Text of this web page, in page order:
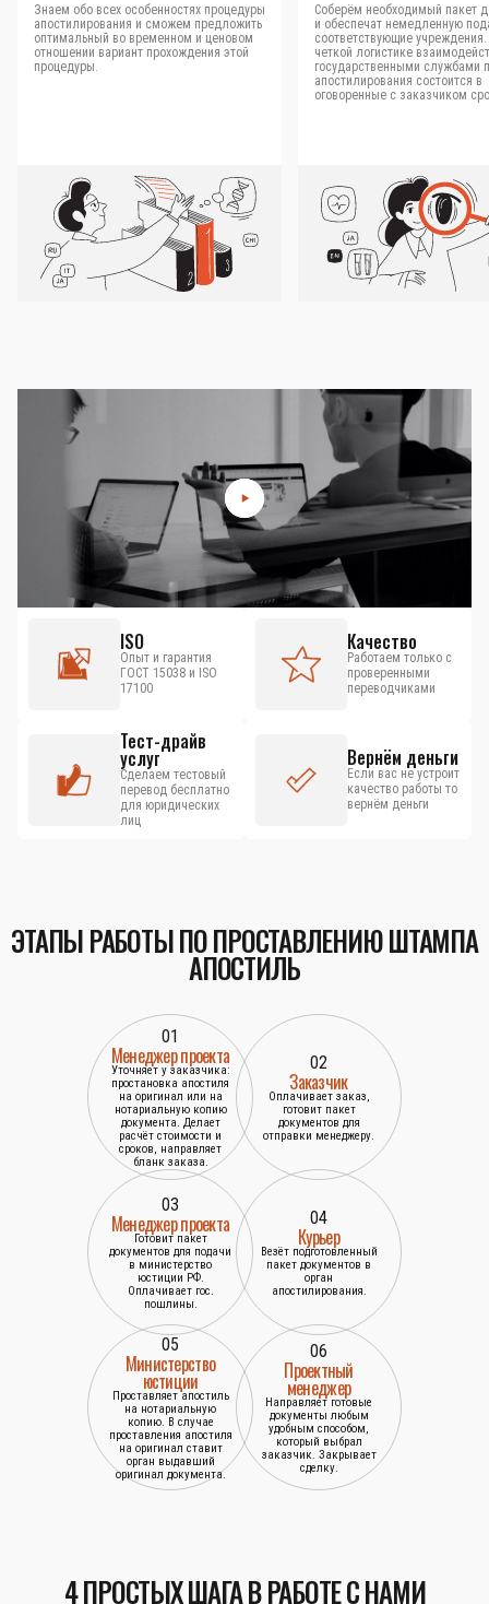
Знаем обо всех особенностях процедуры
апостилирования и сможем предложить
оптимальный во временном и ценовом
отношении вариант прохождения этой
процедуры.
Соберём необходимый пакет
и обеспечат немедленную
соответствующие
четкой логистике
государственными службами
апостилирования состоится в
оговоренные с заказчиком
ISO
Опыт и гарантия
ГОСТ 15038 и ISO
17100
Качество
Работаем только с
проверенными
переводчиками
Тест-драйв
услуг
Сделаем тестовый
перевод бесплатно
для юридических
лиц
Вернём деньги
Если вас не устроит
качество работы то
вернём деньги
ЭТАПЫ РАБОТЫ ПО ПРОСТАВЛЕНИЮ ШТАМПА
АПОСТИЛЬ
01
Менеджер проекта
Уточняет у заказчика:
простановка апостиля
на оригинал или на
нотариальную копию
документа. Делает
расчёт стоимости и
сроков, направляет
бланк заказа.
02
Заказчик
Оплачивает заказ,
готовит пакет
документов для
отправки менеджеру.
03
Менеджер проекта
Готовит пакет
документов для подачи
в министерство
юстиции РФ.
Оплачивает гос.
пошлины.
04
Курьер
Везёт подготовленный
пакет документов в
орган
апостилирования.
05
Министерство
юстиции
Проставляет апостиль
на нотариальную
копию. В случае
проставления апостиля
на оригинал ставит
орган выдавший
оригинал документа.
06
Проектный
менеджер
Направляет готовые
документы любым
удобным способом,
который выбрал
заказчик. Закрывает
сделку.
4 ПРОСТЫХ ШАГА В РАБОТЕ С НАМИ